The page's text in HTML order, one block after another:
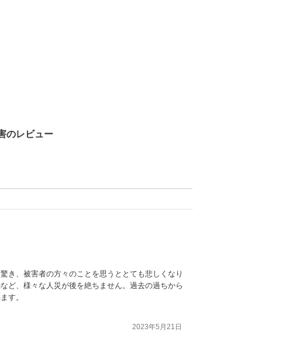
のレビュー
き、被害者の方々のことを思うととても悲しくなり
ど、様々な人災が後を絶ちません。過去の過ちから
す。
2023年5月21日